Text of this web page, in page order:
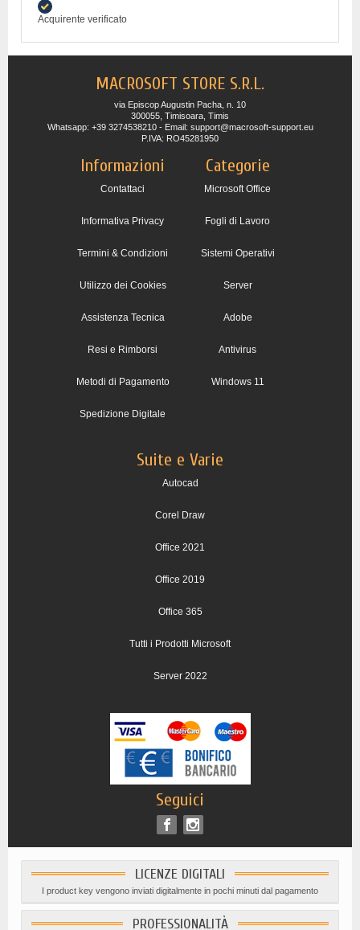
Acquirente verificato
MACROSOFT STORE S.R.L.
via Episcop Augustin Pacha, n. 10
300055, Timisoara, Timis
Whatsapp: +39 3274538210 - Email: support@macrosoft-support.eu
P.IVA: RO45281950
Informazioni
Contattaci
Informativa Privacy
Termini & Condizioni
Utilizzo dei Cookies
Assistenza Tecnica
Resi e Rimborsi
Metodi di Pagamento
Spedizione Digitale
Categorie
Microsoft Office
Fogli di Lavoro
Sistemi Operativi
Server
Adobe
Antivirus
Windows 11
Suite e Varie
Autocad
Corel Draw
Office 2021
Office 2019
Office 365
Tutti i Prodotti Microsoft
Server 2022
Seguici
LICENZE DIGITALI
I product key vengono inviati digitalmente in pochi minuti dal pagamento
PROFESSIONALITÀ